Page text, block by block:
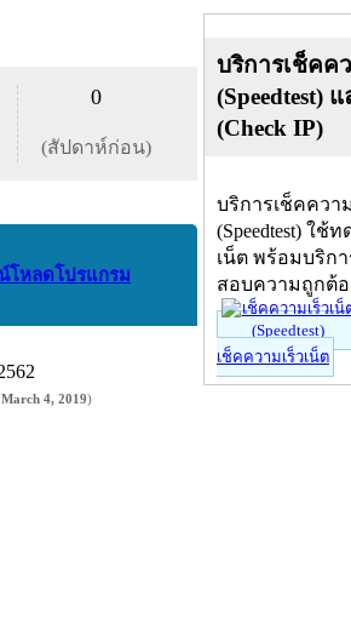
0
(สัปดาห์ก่อน)
โหลดโปรแกรม
March 4, 2019)
บริการเช็คค
(Speedtest)
(Check IP)
บริการเช็คควา
(Speedtest) ใช้
เน็ต พร้อมบริก
สอบความถูกต้
เช็คความเร็วเน็ต